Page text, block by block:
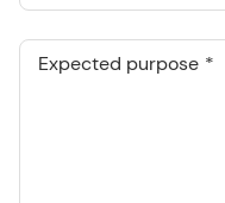
Expected purpose